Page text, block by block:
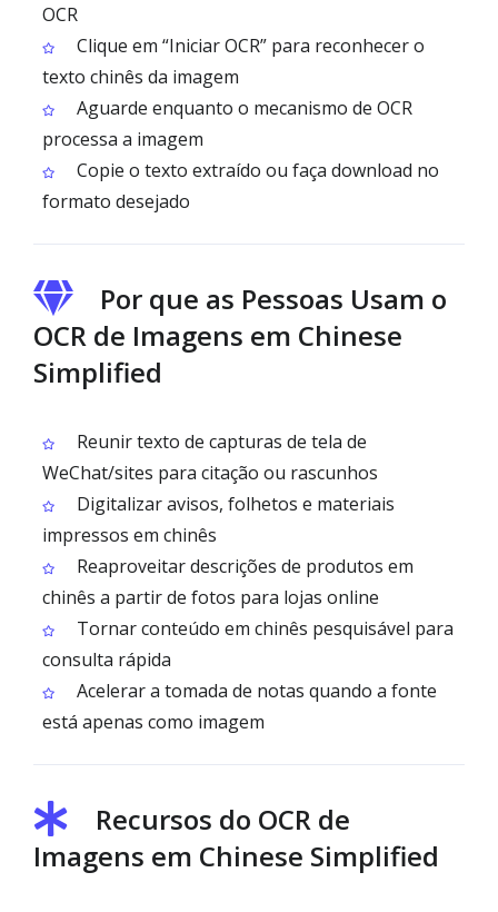
OCR
Clique em “Iniciar OCR” para reconhecer o
texto chinês da imagem
Aguarde enquanto o mecanismo de OCR
processa a imagem
Copie o texto extraído ou faça download no
formato desejado
Por que as Pessoas Usam o
OCR de Imagens em Chinese
Simplified
Reunir texto de capturas de tela de
WeChat/sites para citação ou rascunhos
Digitalizar avisos, folhetos e materiais
impressos em chinês
Reaproveitar descrições de produtos em
chinês a partir de fotos para lojas online
Tornar conteúdo em chinês pesquisável para
consulta rápida
Acelerar a tomada de notas quando a fonte
está apenas como imagem
Recursos do OCR de
Imagens em Chinese Simplified